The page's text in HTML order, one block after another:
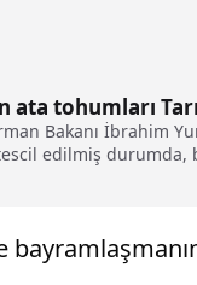
ata tohumları
Bakanı İbrahim
edilmiş durumda,